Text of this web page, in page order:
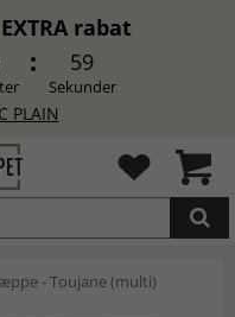
rabat
58
Sekunder
PLAIN
- Toujane (multi)